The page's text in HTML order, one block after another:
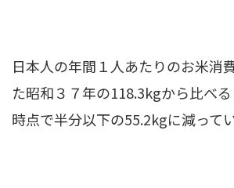
日本人の年間１人あたりのお米消
た昭和３７年の118.3kgから比べ
時点で半分以下の55.2kgに減ってい